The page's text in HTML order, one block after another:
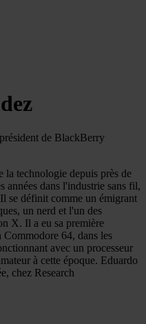
de BlackBerry
la technologie depuis près de
années dans l'industrie sans fil,
se définit comme un émigrant
un nerd et l'un des
X. Il a eu sa première
64, dans les
avec un processeur
à cette époque. Eduardo
chez Research